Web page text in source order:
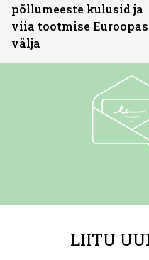
põllumeeste kulusid ja
viia tootmise
välja
LIITU